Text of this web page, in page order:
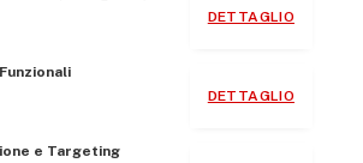
gli autori
DETTAGLIO
DETTAGLIO
e Targeting